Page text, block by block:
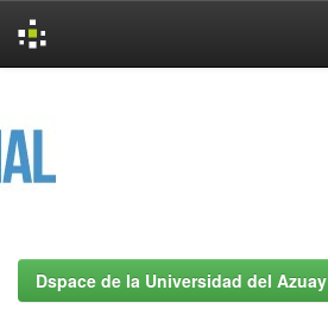
Dspace de la Universidad del Azuay